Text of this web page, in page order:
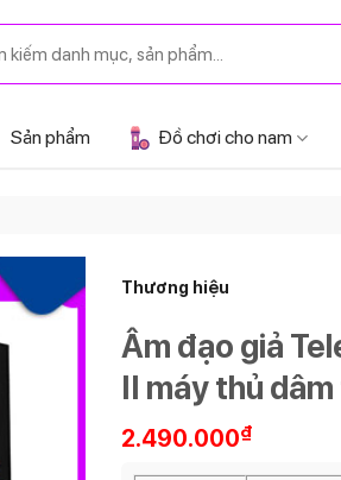
Sản phẩm Đồ chơi cho nam
Thương hiệu
Âm đạo giả
II máy thủ
2.490.000₫